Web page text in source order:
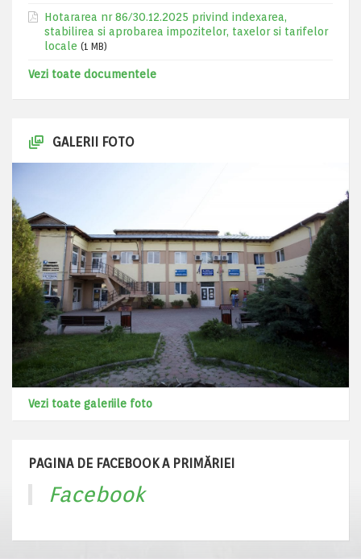
Hotararea nr 86/30.12.2025 privind indexarea,
stabilirea si aprobarea impozitelor, taxelor si tarifelor
locale (1 MB)
Vezi toate documentele
GALERII FOTO
Vezi toate galeriile foto
PAGINA DE FACEBOOK A PRIMĂRIEI
Facebook